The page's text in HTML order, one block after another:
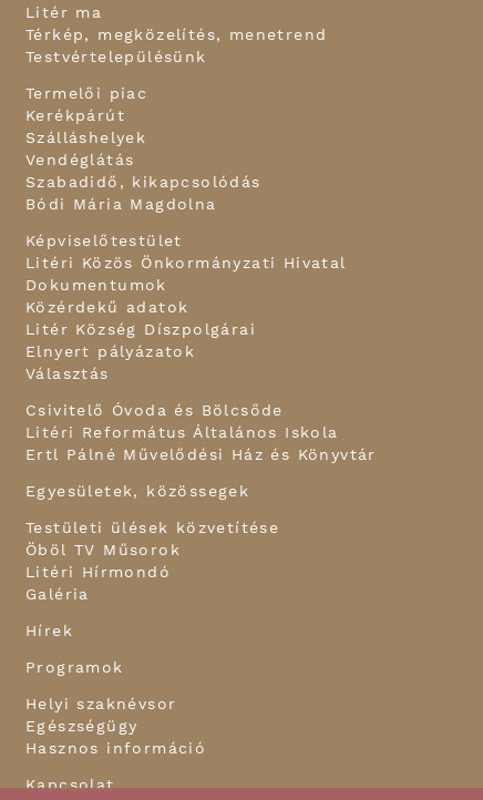
Litér ma
Térkép, megközelítés, menetrend
Testvértelepülésünk
Termelői piac
Kerékpárút
Szálláshelyek
Vendéglátás
Szabadidő, kikapcsolódás
Bódi Mária Magdolna
Képviselőtestület
Litéri Közös Önkormányzati Hivatal
Dokumentumok
Közérdekű adatok
Litér Község Díszpolgárai
Elnyert pályázatok
Választás
Csivitelő Óvoda és Bölcsőde
Litéri Református Általános Iskola
Ertl Pálné Művelődési Ház és Könyvtár
Egyesületek, közössegek
Testületi ülések közvetítése
Öböl TV Műsorok
Litéri Hírmondó
Galéria
Hírek
Programok
Helyi szaknévsor
Egészségügy
Hasznos információ
Kapcsolat